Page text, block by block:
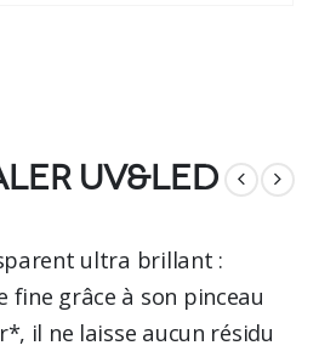
UV&LED
ultra brillant :
fine grâce à son pinceau
il ne laisse aucun résidu